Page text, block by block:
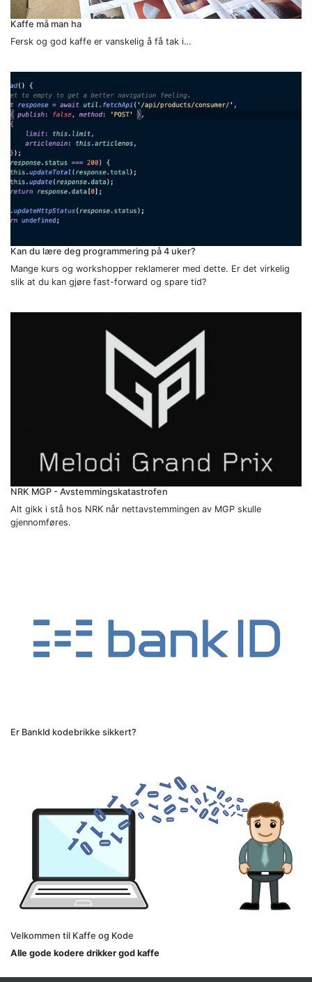
Kaffe må man ha
Fersk og god kaffe er vanskelig å få tak i…
Kan du lære deg programmering på 4 uker?
Mange kurs og workshopper reklamerer med dette. Er det virkelig
slik at du kan gjøre fast-forward og spare tid?
NRK MGP - Avstemmingskatastrofen
Alt gikk i stå hos NRK når nettavstemmingen av MGP skulle
gjennomføres.
Er BankId kodebrikke sikkert?
Velkommen til Kaffe og Kode
Alle gode kodere drikker god kaffe